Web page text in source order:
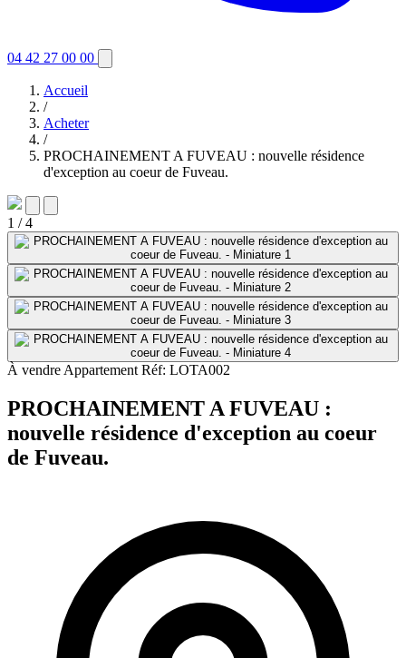
04 42 27 00 00
Accueil
/
Acheter
/
PROCHAINEMENT A FUVEAU : nouvelle résidence
d'exception au coeur de Fuveau.
1 / 4
À vendre Appartement Réf: LOTA002
PROCHAINEMENT A FUVEAU :
nouvelle résidence d'exception au coeur
de Fuveau.